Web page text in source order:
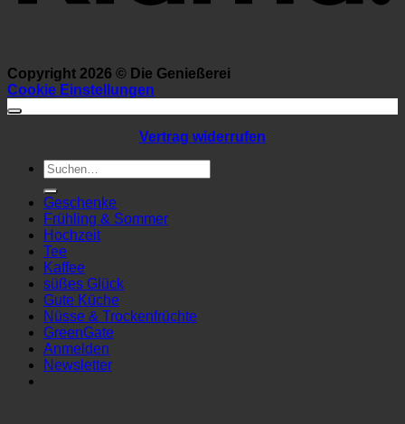
Copyright 2026 © Die Genießerei
Cookie Einstellungen
Vertrag widerrufen
Suchen
nach:
Geschenke
Frühling & Sommer
Hochzeit
Tee
Kaffee
süßes Glück
Gute Küche
Nüsse & Trockenfrüchte
GreenGate
Anmelden
Newsletter